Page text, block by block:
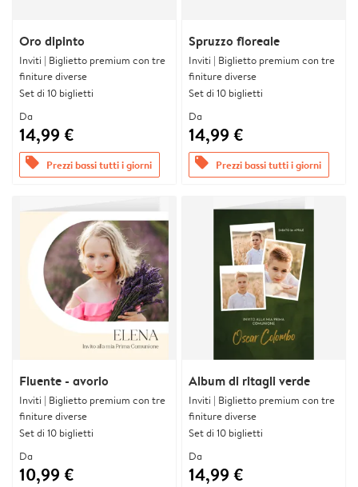
Oro dipinto
Inviti | Biglietto premium con tre
finiture diverse
Set di 10 biglietti
Da
14,99 €
offers Prezzi bassi tutti i giorni
Spruzzo floreale
Inviti | Biglietto premium con tre
finiture diverse
Set di 10 biglietti
Da
14,99 €
offers Prezzi bassi tutti i giorni
Fluente - avorio
Inviti | Biglietto premium con tre
finiture diverse
Set di 10 biglietti
Da
10,99 €
Album di ritagli verde
Inviti | Biglietto premium con tre
finiture diverse
Set di 10 biglietti
Da
14,99 €